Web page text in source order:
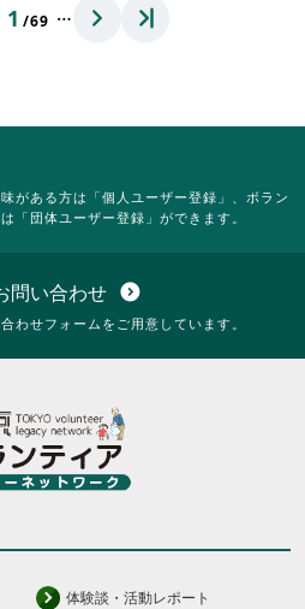
1 /69 …
がある方は「個人ユーザー登録」、ボラン
「団体ユーザー登録」ができます。
問い合わせ expand_circle_down
わせフォームをご用意しています。
体験談・活動レポート